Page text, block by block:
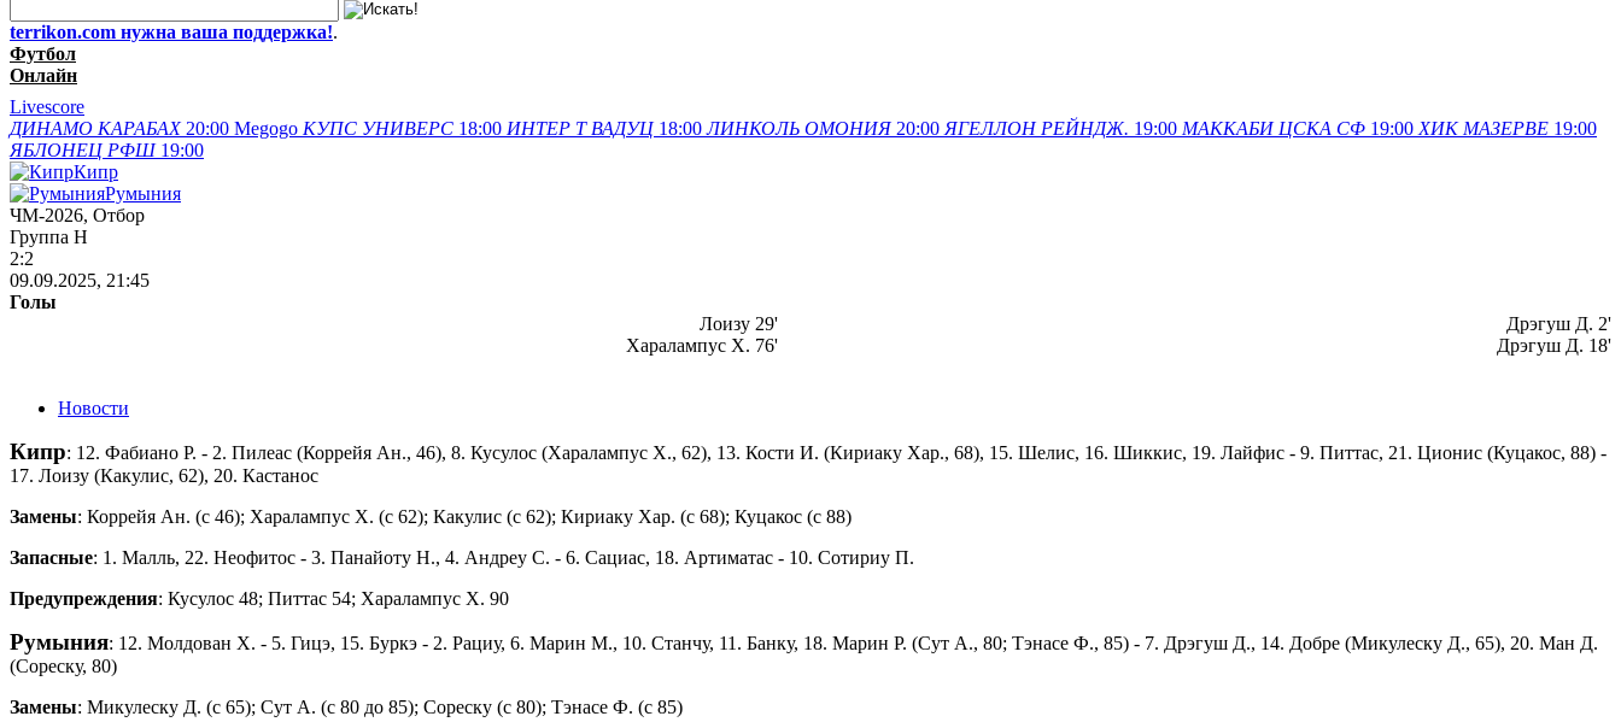
terrikon.com нужна ваша поддержка!.
Футбол
Онлайн
Livescore
ДИНАМО КАРАБАХ 20:00 Megogo КУПС УНИВЕРС 18:00 ИНТЕР Т ВАДУЦ 18:00 ЛИНКОЛЬ ОМОНИЯ 20:00 ЯГЕЛЛОН РЕЙНДЖ. 19:00 МАККАБИ ЦСКА СФ 19:00 ХИК МАЗЕРВЕ 19:00
ЯБЛОНЕЦ РФШ 19:00
Кипр
Румыния
ЧМ-2026, Отбор
Группа Н
2:2
09.09.2025, 21:45
Голы
Лоизу 29'
Харалампус Х. 76'
Дрэгуш Д. 2'
Дрэгуш Д. 18'
Новости
Кипр: 12. Фабиано Р. - 2. Пилеас (Коррейя Ан., 46), 8. Кусулос (Харалампус Х., 62), 13. Кости И. (Кириаку Хар., 68), 15. Шелис, 16. Шиккис, 19. Лайфис - 9. Питтас, 21. Ционис (Куцакос, 88) -
17. Лоизу (Какулис, 62), 20. Кастанос
Замены: Коррейя Ан. (с 46); Харалампус Х. (с 62); Какулис (с 62); Кириаку Хар. (с 68); Куцакос (с 88)
Запасные: 1. Малль, 22. Неофитос - 3. Панайоту Н., 4. Андреу С. - 6. Сациас, 18. Артиматас - 10. Сотириу П.
Предупреждения: Кусулос 48; Питтас 54; Харалампус Х. 90
Румыния: 12. Молдован Х. - 5. Гицэ, 15. Буркэ - 2. Рациу, 6. Марин М., 10. Станчу, 11. Банку, 18. Марин Р. (Сут А., 80; Тэнасе Ф., 85) - 7. Дрэгуш Д., 14. Добре (Микулеску Д., 65), 20. Ман Д.
(Сореску, 80)
Замены: Микулеску Д. (с 65); Сут А. (с 80 до 85); Сореску (с 80); Тэнасе Ф. (с 85)